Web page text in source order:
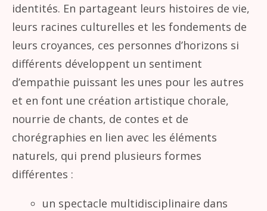
identités. En partageant leurs histoires de vie,
leurs racines culturelles et les fondements de
leurs croyances, ces personnes d’horizons si
différents développent un sentiment
d’empathie puissant les unes pour les autres
et en font une création artistique chorale,
nourrie de chants, de contes et de
chorégraphies en lien avec les éléments
naturels, qui prend plusieurs formes
différentes :
un spectacle multidisciplinaire dans